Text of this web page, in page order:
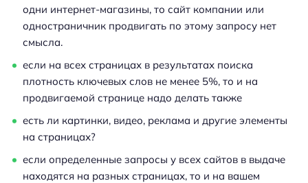
одни интернет-магазины, то сайт компании или
одностраничник продвигать по этому запросу нет
смысла.
если на всех страницах в результатах поиска
плотность ключевых слов не менее 5%, то и на
продвигаемой странице надо делать также
есть ли картинки, видео, реклама и другие элементы
на страницах?
если определенные запросы у всех сайтов в выдаче
находятся на разных страницах, то и на вашем